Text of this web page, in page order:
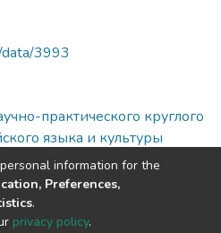
data/3993
практического круглого
языка и культуры
information for the
Preferences,
.
privacy policy.